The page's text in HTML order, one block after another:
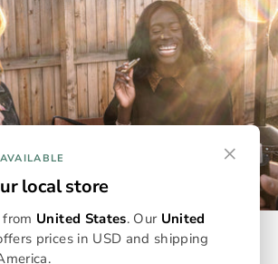
×
local store
from United States. Our United
prices in USD and shipping